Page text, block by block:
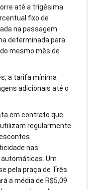
até a trigésima
fixo de
na passagem
determinada para
mesmo mês de
a tarifa mínima
adicionais até o
em contrato que
regularmente
nas
Um
pela praça de Três
a média de R$5,09